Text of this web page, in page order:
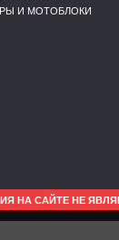
И МОТОБЛОКИ
НА САЙТЕ НЕ